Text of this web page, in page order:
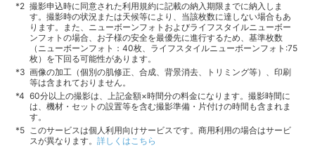
撮影申込時に同意された利用規約に記載の納入期限までに納入しま
す。撮影時の状況または天候等により、当該枚数に達しない場合もあ
ります。また、ニューボーンフォトおよびライフスタイルニューボー
ンフォトの場合、お子様の安全を最優先に進行するため、基準枚数
（ニューボーンフォト：40枚、ライフスタイルニューボーンフォト:75
枚）を下回る可能性があります。
画像の加工（個別の肌修正、合成、背景消去、トリミング等）、印刷
等は含まれておりません。
60分以上の撮影は、上記金額×時間分の料金になります。撮影時間に
は、機材・セットの設置等を含む撮影準備・片付けの時間も含まれま
す。
このサービスは個人利用向けサービスです。商用利用の場合はサービ
スが異なります。詳しくはこちら